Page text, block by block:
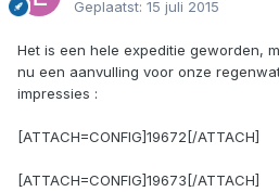
Geplaatst: 15 juli 2015
Het is een hele expeditie geworden,
nu een aanvulling voor onze
impressies :
[ATTACH=CONFIG]19672[/ATTACH]
[ATTACH=CONFIG]19673[/ATTACH]